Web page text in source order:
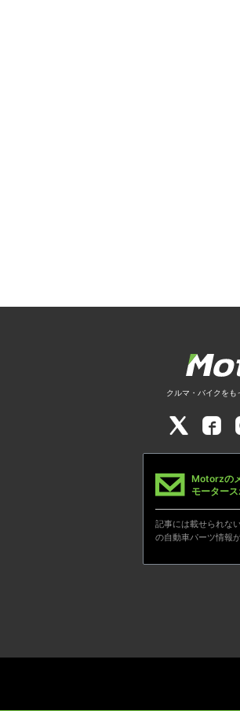
クルマ・バイクをも
Motorzの
モーター
記事には載せられな
の自動車パーツ情報